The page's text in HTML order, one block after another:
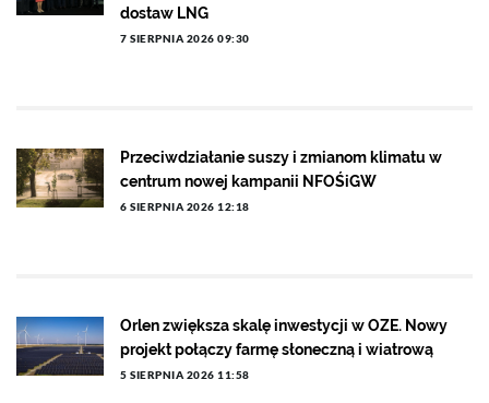
dostaw LNG
7 SIERPNIA 2026 09:30
Przeciwdziałanie suszy i zmianom klimatu w
centrum nowej kampanii NFOŚiGW
6 SIERPNIA 2026 12:18
Orlen zwiększa skalę inwestycji w OZE. Nowy
projekt połączy farmę słoneczną i wiatrową
5 SIERPNIA 2026 11:58